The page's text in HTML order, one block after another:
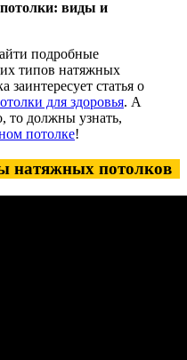
виды и
подробные
типов натяжных
заинтересует статья о
для здоровья. А
то должны узнать,
потолке!
натяжных потолков